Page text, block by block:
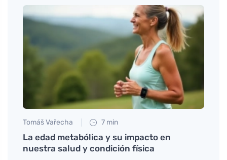
Tomáš Vařecha 7 min
La edad metabólica y su impacto en
nuestra salud y condición física